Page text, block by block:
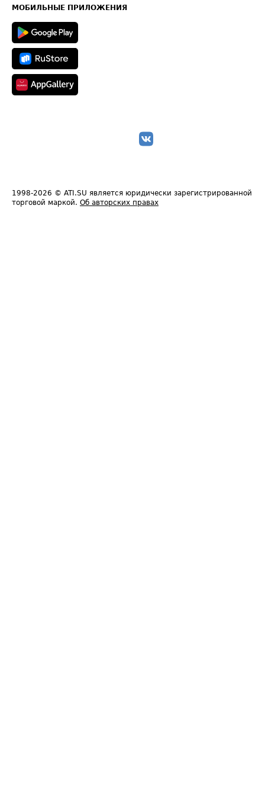
Техническая информация
МОБИЛЬНЫЕ ПРИЛОЖЕНИЯ
1998-2026 © ATI.SU является юридически зарегистрированной
торговой маркой. Об авторских правах